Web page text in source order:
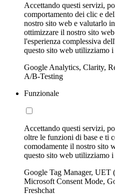
Accettando questi servizi,
comportamento dei clic e
nostro sito web e valutarlo
ottimizzare il nostro sito
l'esperienza complessiva
questo sito web utilizziamo
Google Analytics, Clarity,
A/B-Testing
Funzionale
Accettando questi servizi,
oltre le funzioni di base e ti
comodamente il nostro sito
questo sito web utilizziamo
Google Tag Manager, UET
Microsoft Consent Mode,
Freshchat